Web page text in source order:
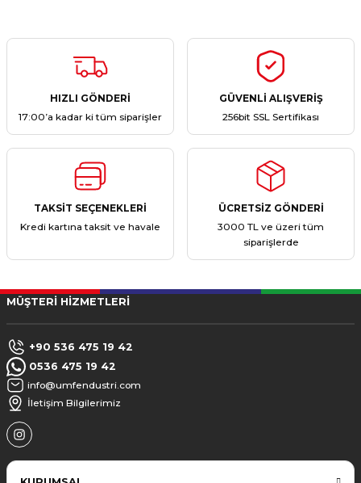
Yorum Yaz
Ürün hakkında henüz soru sorulmamış.
HIZLI GÖNDERİ
17:00’a kadar ki tüm siparişler
GÜVENLİ ALIŞVERİŞ
256bit SSL Sertifikası
TAKSİT SEÇENEKLERİ
Kredi kartına taksit ve havale
ÜCRETSİZ GÖNDERİ
3000 TL ve üzeri tüm
siparişlerde
MÜŞTERİ HİZMETLERİ
+90 536 475 19 42
0536 475 19 42
info@umfendustri.com
İletişim Bilgilerimiz